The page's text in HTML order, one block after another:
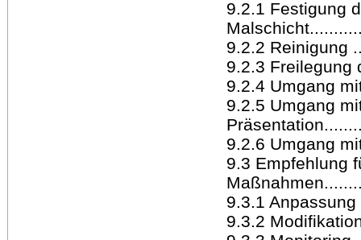
9.2.1 Festigung
9.2.2 Reinigung
9.2.3 Freilegung
9.2.4 Umgang
9.2.5 Umgang
9.2.6 Umgang
9.3 Empfehlung
9.3.1
9.3.2